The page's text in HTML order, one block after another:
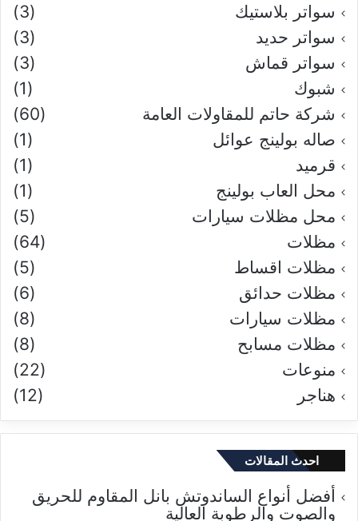
سواتر بلاستيك
(3)
سواتر حديد
(3)
سواتر قماش
(3)
شبوك
(1)
شركة حاتم للمقاولات العامة
(60)
صاله بولينج عوائل
(1)
قرميد
(1)
محل العاب بولينج
(1)
محل مظلات سيارات
(5)
مظلات
(64)
مظلات اقساط
(5)
مظلات حدائق
(6)
مظلات سيارات
(8)
مظلات مسابح
(8)
منوعات
(22)
هناجر
(12)
احدث المقالات
أفضل أنواع الساندوتش بانل المقاوم للحريق
والصوت والرطوبة العالية